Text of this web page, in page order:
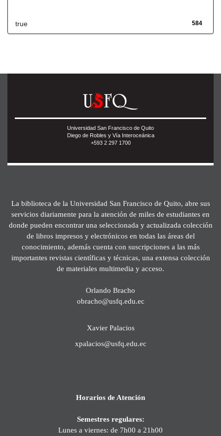
584
true
Universidad San Francisco de Quito
Diego de Robles y Vía Interoceánica
+593 2 297 1700
La biblioteca de la Universidad San Francisco de Quito, abre sus
servicios diariamente para la atención de miles de estudiantes en
donde pueden encontrar una seleccionada y actualizada colección
de libros impresos y electrónicos en todas las áreas del
conocimiento, además cuenta con suscripciones a las más
importantes revistas científicas y técnicas, una extensa colección
de materiales multimedia y acceso.
Orlando Bracho
obracho@usfq.edu.ec
Xavier Palacios
xpalacios@usfq.edu.ec
Horarios de Atención
Semestres regulares:
Lunes a viernes: de 7h00 a 21h00